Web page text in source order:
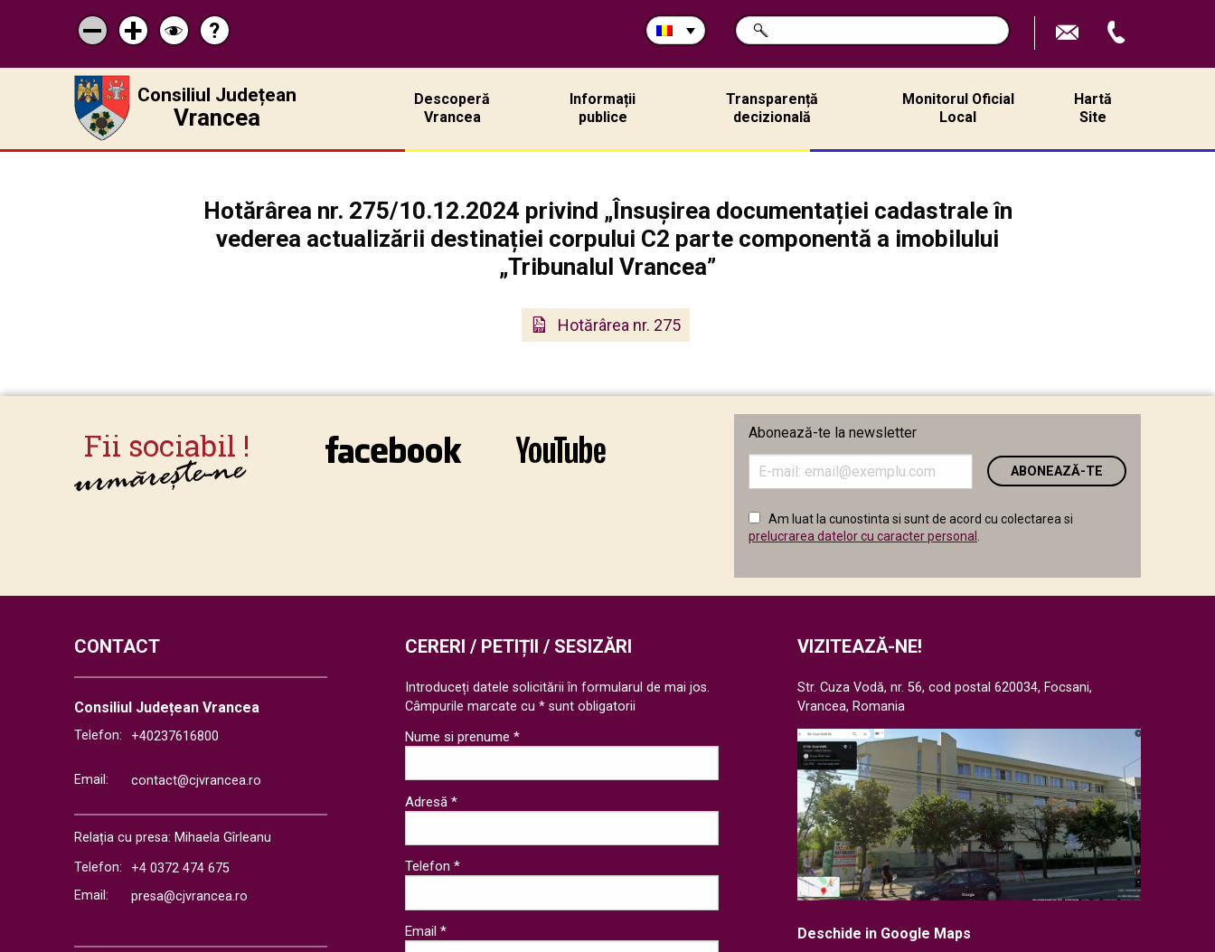
Micșorează
scrisul
Mărește
scrisul
Schimbă
contrastul
Pagina
de
ajutor
?
Caută
în
CAUTĂ
Consiliul Județean
Vrancea
Descoperă
Vrancea
Informații
publice
Transparență
decizională
Monitorul Oficial
Local
Hartă
Site
Hotărârea nr. 275/10.12.2024 privind „Însușirea documentației cadastrale în
vederea actualizării destinației corpului C2 parte componentă a imobilului
„Tribunalul Vrancea”
Hotărârea nr. 275
Abonează-te la newsletter
adresa
email
în
câmpul
Am luat la cunostinta si sunt de acord cu colectarea si
prelucrarea datelor cu caracter personal .
CONTACT
Consiliul Județean Vrancea
Telefon: +40237616800
Email: contact@cjvrancea.ro
Relația cu presa: Mihaela Gîrleanu
Telefon:
+4 0372 474 675
Email:
presa@cjvrancea.ro
VIZITEAZĂ-NE!
Str. Cuza Vodă, nr. 56, cod postal 620034, Focsani,
Vrancea, Romania
Deschide in Google Maps
CERERI / PETIȚII / SESIZĂRI
Introduceți datele solicitării în formularul de mai jos.
Câmpurile marcate cu * sunt obligatorii
Nume si prenume *
Adresă *
Telefon *
Email *